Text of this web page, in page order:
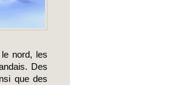
nord, les
Des
que des